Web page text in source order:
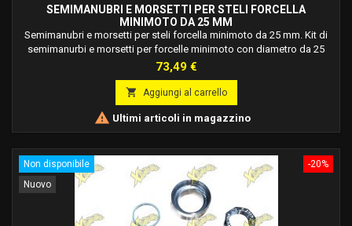
SEMIMANUBRI E MORSETTI PER STELI FORCELLA
MINIMOTO DA 25 MM
Semimanubri e morsetti per steli forcella minimoto da 25 mm. Kit di
semimanurbi e morsetti per forcelle minimoto con diametro da 25
mm, il kit comprende: 2 semi manubri diametro 22 mm per forcelle da
25 mm. 2 collarini per semi manubri per forcelle 25 mm. 4 viti.
Prezzo
73,49 €
 Aggiungi al carrello
 Ultimi articoli in magazzino
-20%
Non disponibile
Nuovo